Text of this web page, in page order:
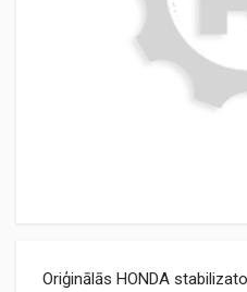
Oriģinālās HONDA